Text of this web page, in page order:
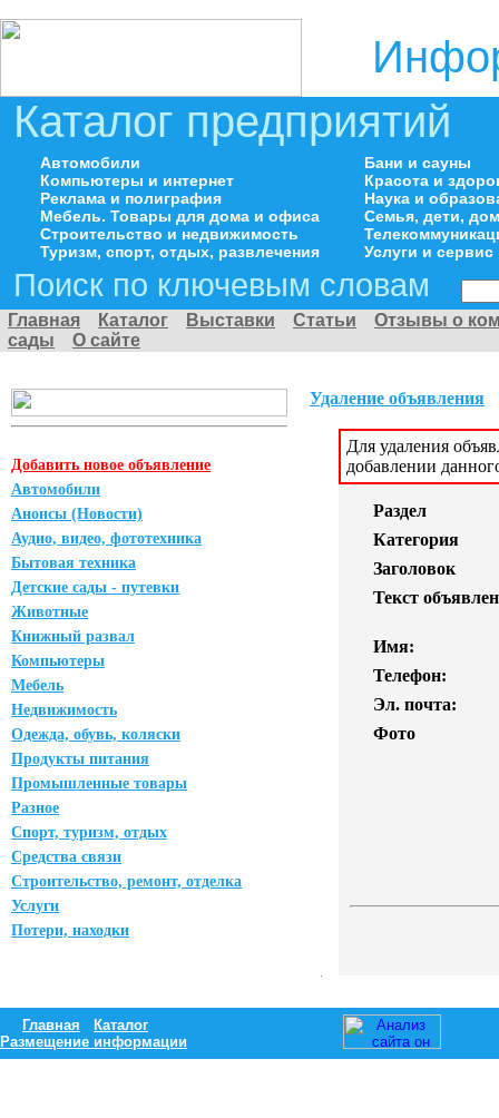
Каталог предприятий
Автомобили
Компьютеры и интернет
Реклама и полиграфия
Мебель. Товары для дома и офиса
Строительство и недвижимость
Туризм, спорт, отдых, развлечения
Бани и сауны
Красота и
Наука и
Семья, дети,
Услуги и сервис
Поиск по ключевым словам
Главная Каталог Выставки Статьи
Отзывы о
сады
О сайте
Добавить новое объявление
Автомобили
Анонсы (Новости)
Аудио, видео, фототехника
Бытовая техника
Детские сады - путевки
Животные
Книжный развал
Компьютеры
Мебель
Недвижимость
Одежда, обувь, коляски
Продукты питания
Промышленные товары
Разное
Спорт, туризм, отдых
Средства связи
Строительство, ремонт, отделка
Услуги
Потери, находки
Удаление объявления
Для удаления
добавлении
Раздел
Категория
Заголовок
Текст
Имя:
Телефон:
Эл. почта:
Фото
Главная
Каталог
Размещение информации